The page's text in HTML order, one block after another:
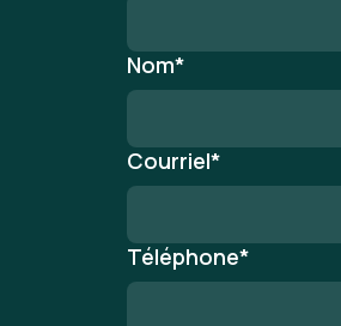
Nom*
Courriel*
Téléphone*